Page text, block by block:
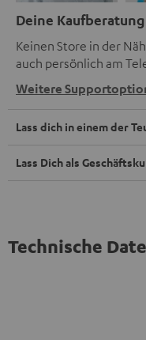
Deine Kaufberatung
Keinen Store in der
auch persönlich am
Weitere
Lass dich in einem der
Lass Dich als
Technische